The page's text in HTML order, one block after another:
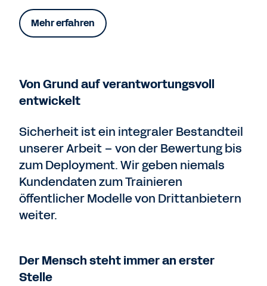
Mehr erfahren
Von Grund auf verantwortungsvoll
entwickelt
Sicherheit ist ein integraler Bestandteil
unserer Arbeit – von der Bewertung bis
zum Deployment. Wir geben niemals
Kundendaten zum Trainieren
öffentlicher Modelle von Drittanbietern
weiter.
Der Mensch steht immer an erster
Stelle